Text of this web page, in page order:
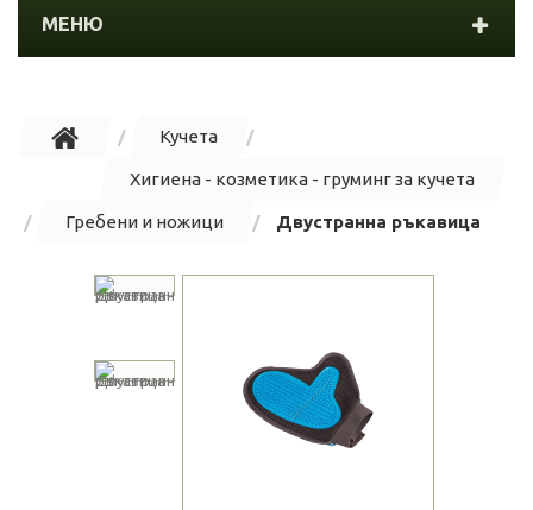
МЕНЮ
Кучета
Хигиена - козметика - груминг за кучета
Гребени и ножици Двустранна ръкавица